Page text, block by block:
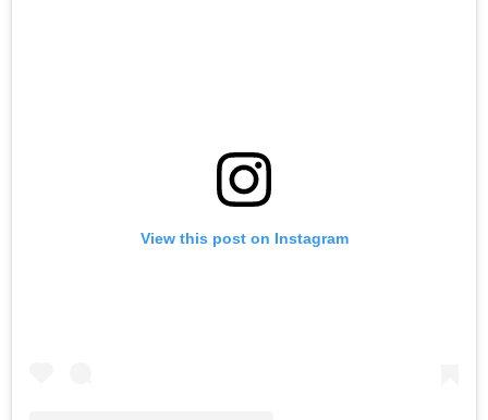
View this post on Instagram